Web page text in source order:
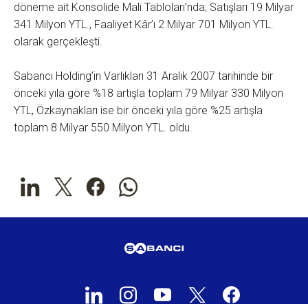
döneme ait Konsolide Mali Tabloları’nda; Satışları 19 Milyar
341 Milyon YTL., Faaliyet Kâr’ı 2 Milyar 701 Milyon YTL.
olarak gerçekleşti.
Sabancı Holding’in Varlıkları 31 Aralık 2007 tarihinde bir
önceki yıla göre %18 artışla toplam 79 Milyar 330 Milyon
YTL, Özkaynakları ise bir önceki yıla göre %25 artışla
toplam 8 Milyar 550 Milyon YTL. oldu.